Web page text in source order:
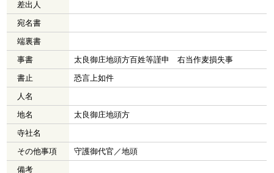
差出人
宛名書
端裏書
事書
太良御庄地頭方百姓等謹申 右当作麦損失事
書止
恐言上如件
人名
地名
太良御庄地頭方
寺社名
その他事項
守護御代官／地頭
備考